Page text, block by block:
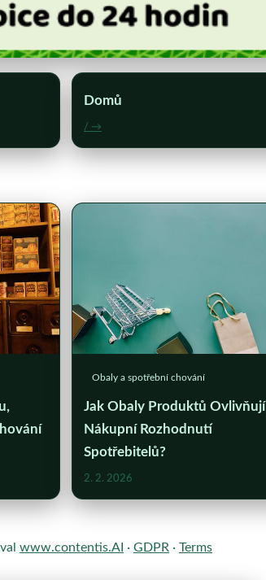
Domů
/ →
Obaly a spotřební chování
Jak Obaly Produktů Ovlivňují
Nákupní Rozhodnutí
Spotřebitelů?
2. 2. 2026
www.contentis.AI · GDPR · Terms